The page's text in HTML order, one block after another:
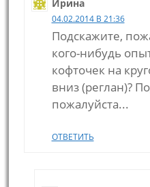
Ирина
04.02.2014 В 21:36
Подскажите,
кого-нибудь
кофточек на
вниз (реглан)?
пожалуйста...
ОТВЕТИТЬ